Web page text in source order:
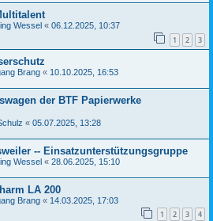
Wessel « 06.12.2025, 10:37
1 2 3
Brang « 10.10.2025, 16:53
der BTF Papierwerke
« 05.07.2025, 13:28
-- Einsatzunterstützungsgruppe
Wessel « 28.06.2025, 15:10
LA 200
Brang « 14.03.2025, 17:03
1 2 3 4